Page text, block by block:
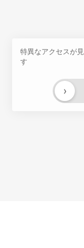
特異なアクセスが
す
›